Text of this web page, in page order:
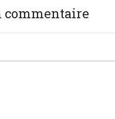
commentaire